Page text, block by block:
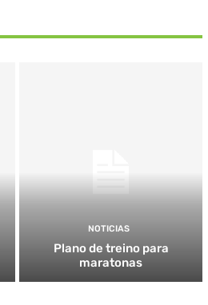
NOTICIAS
Plano de treino para
maratonas